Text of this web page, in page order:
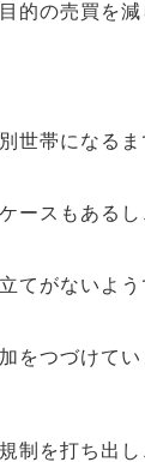
的の売買を
世帯になる
ースもある
てがないよう
をつづけて
制を打ち出